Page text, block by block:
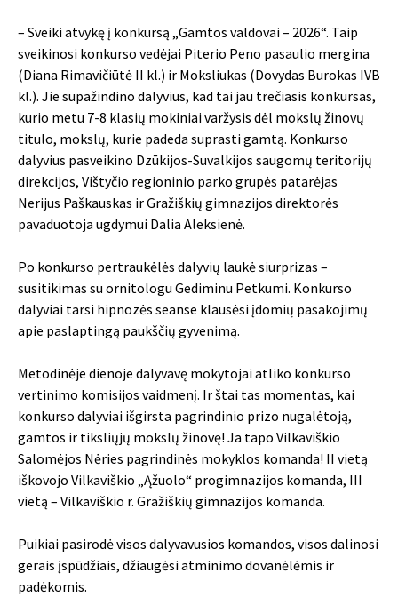
– Sveiki atvykę į konkursą „Gamtos valdovai – 2026“. Taip
sveikinosi konkurso vedėjai Piterio Peno pasaulio mergina
(Diana Rimavičiūtė II kl.) ir Moksliukas (Dovydas Burokas IVB
kl.). Jie supažindino dalyvius, kad tai jau trečiasis konkursas,
kurio metu 7-8 klasių mokiniai varžysis dėl mokslų žinovų
titulo, mokslų, kurie padeda suprasti gamtą. Konkurso
dalyvius pasveikino Dzūkijos-Suvalkijos saugomų teritorijų
direkcijos, Vištyčio regioninio parko grupės patarėjas
Nerijus Paškauskas ir Gražiškių gimnazijos direktorės
pavaduotoja ugdymui Dalia Aleksienė.
Po konkurso pertraukėlės dalyvių laukė siurprizas –
susitikimas su ornitologu Gediminu Petkumi. Konkurso
dalyviai tarsi hipnozės seanse klausėsi įdomių pasakojimų
apie paslaptingą paukščių gyvenimą.
Metodinėje dienoje dalyvavę mokytojai atliko konkurso
vertinimo komisijos vaidmenį. Ir štai tas momentas, kai
konkurso dalyviai išgirsta pagrindinio prizo nugalėtoją,
gamtos ir tiksliųjų mokslų žinovę! Ja tapo Vilkaviškio
Salomėjos Nėries pagrindinės mokyklos komanda! II vietą
iškovojo Vilkaviškio „Ąžuolo“ progimnazijos komanda, III
vietą – Vilkaviškio r. Gražiškių gimnazijos komanda.
Puikiai pasirodė visos dalyvavusios komandos, visos dalinosi
gerais įspūdžiais, džiaugėsi atminimo dovanėlėmis ir
padėkomis.